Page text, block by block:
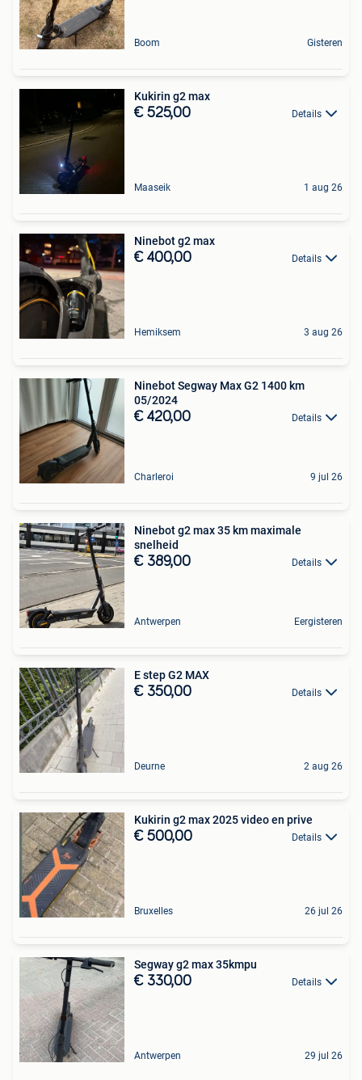
Boom Gisteren
Kukirin g2 max
€ 525,00 Details
Maaseik 1 aug 26
Ninebot g2 max
€ 400,00 Details
Hemiksem 3 aug 26
Ninebot Segway Max G2 1400 km
05/2024
€ 420,00 Details
Charleroi 9 jul 26
Ninebot g2 max 35 km maximale
snelheid
€ 389,00 Details
Antwerpen Eergisteren
E step G2 MAX
€ 350,00 Details
Deurne 2 aug 26
Kukirin g2 max 2025 video en prive
€ 500,00 Details
Bruxelles 26 jul 26
Segway g2 max 35kmpu
€ 330,00 Details
Antwerpen 29 jul 26